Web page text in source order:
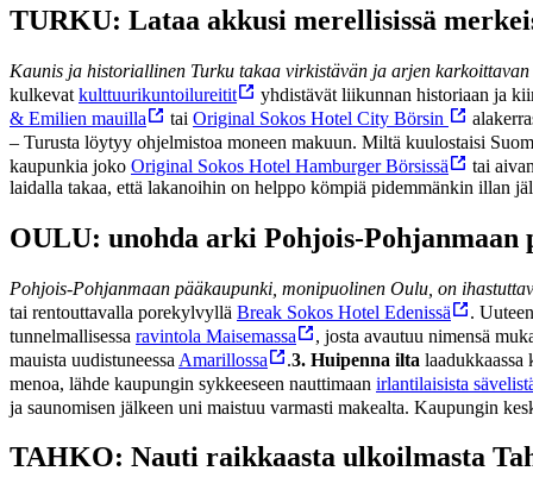
TURKU: Lataa akkusi merellisissä
Kaunis ja historiallinen Turku takaa virkistävän ja arjen
kulkevat kulttuurikuntoilureitit yhdistävät liikunnan historiaan ja
& Emilien mauilla
tai Original Sokos Hotel City Börsin
– Turusta löytyy ohjelmistoa moneen makuun. Miltä kuulostaisi
kaupunkia joko Original Sokos Hotel Hamburger Börsissä tai
laidalla takaa, että lakanoihin on helppo kömpiä pidemmänkin illan
OULU: unohda arki Pohjois-Pohjanmaan
Pohjois-Pohjanmaan pääkaupunki, monipuolinen Oulu, on
tai rentouttavalla porekylvyllä Break Sokos Hotel Edenissä .
tunnelmallisessa ravintola Maisemassa , josta avautuu nimensä
mauista uudistuneessa Amarillossa .3. Huipenna ilta laadukkaassa
menoa, lähde kaupungin sykkeeseen nauttimaan irlantilaisista
ja saunomisen jälkeen uni maistuu varmasti makealta. Kaupungin
TAHKO: Nauti raikkaasta ulkoilmasta